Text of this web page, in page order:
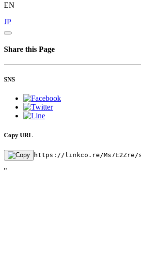
EN
JP
Share this Page
SNS
Copy URL
https://linkco.re/Ms7E2Zre/
"